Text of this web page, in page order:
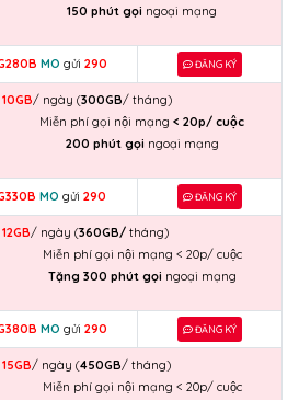
150 phút gọi ngoại mạng
MO gửi 290 ĐĂNG KÝ
10GB/ ngày (300GB/ tháng)
Miễn phí gọi nội mạng < 20p/ cuộc
200 phút gọi ngoại mạng
MO gửi 290 ĐĂNG KÝ
12GB/ ngày (360GB/ tháng)
Miễn phí gọi nội mạng < 20p/ cuộc
Tặng 300 phút gọi ngoại mạng
MO gửi 290 ĐĂNG KÝ
15GB/ ngày (450GB/ tháng)
Miễn phí gọi nội mạng < 20p/ cuộc